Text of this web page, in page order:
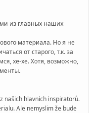
из главных наших
материала. Но я не
от старого, т.к. за
хе-хе. Хотя, возможно,
našich hlavnich inspiratorů.
Ale nemyslim že bude